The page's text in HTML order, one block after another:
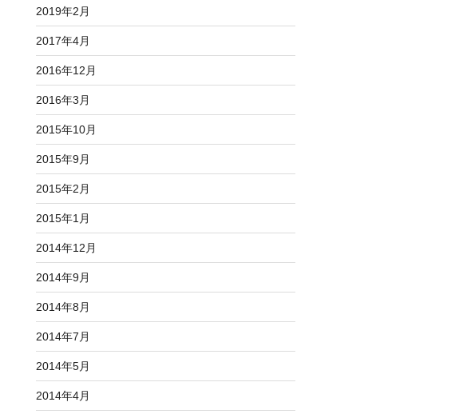
2019年2月
2017年4月
2016年12月
2016年3月
2015年10月
2015年9月
2015年2月
2015年1月
2014年12月
2014年9月
2014年8月
2014年7月
2014年5月
2014年4月